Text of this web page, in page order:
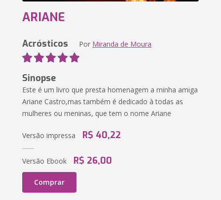
ARIANE
Acrósticos Por Miranda de Moura
Sinopse
Este é um livro que presta homenagem a minha amiga
Ariane Castro,mas também é dedicado à todas as
mulheres ou meninas, que tem o nome Ariane
Versão impressa R$ 40,22
Versão Ebook R$ 26,00
Comprar